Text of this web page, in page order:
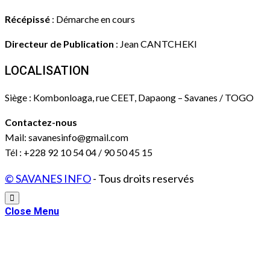
Récépissé : Démarche en cours
Directeur de Publication : Jean CANTCHEKI
LOCALISATION
Siège : Kombonloaga, rue CEET, Dapaong – Savanes / TOGO
Contactez-nous
Mail: savanesinfo@gmail.com
Tél : +228 92 10 54 04 / 90 50 45 15
© SAVANES INFO- Tous droits reservés
Close Menu